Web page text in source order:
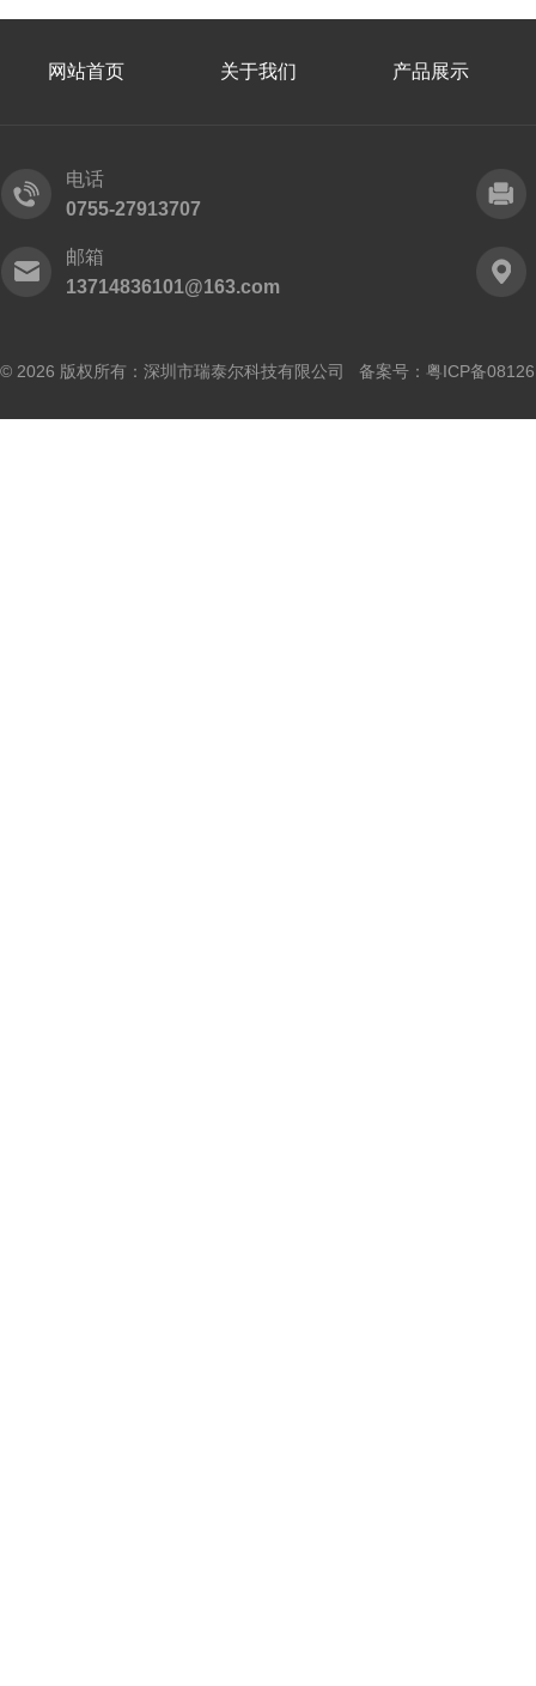
网站首页 关于我们 产品展示
电话
0755-27913707
邮箱
13714836101@163.com
© 2026 版权所有：深圳市瑞泰尔科技有限公司 备案号： 粤ICP备